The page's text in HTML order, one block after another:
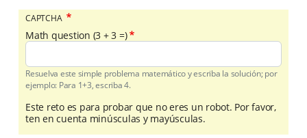
CAPTCHA
Math question (3 + 3 =)
Resuelva este simple problema matemático y escriba la solución; por
ejemplo: Para 1+3, escriba 4.
Este reto es para probar que no eres un robot. Por favor,
ten en cuenta minúsculas y mayúsculas.